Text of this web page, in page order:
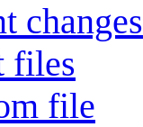
changes
files
file